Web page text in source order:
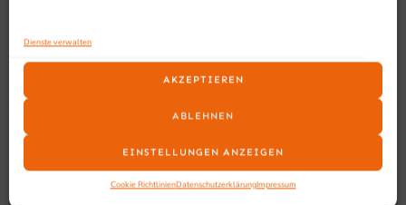
Dienste verwalten
AKZEPTIEREN
ABLEHNEN
EINSTELLUNGEN ANZEIGEN
Cookie RichtlinienDatenschutzerklärungImpressum
Ähnliche Produkte